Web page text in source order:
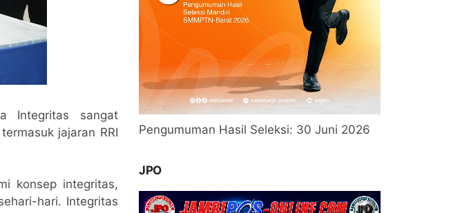
Integritas sangat
jajaran RRI
konsep integritas,
hari. Integritas
Pengumuman Hasil Seleksi: 30 Juni 2026
JPO